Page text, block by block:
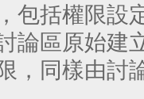
包括權限設
論區原始建
，同樣由討